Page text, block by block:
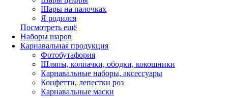
Шары на палочках
Я родился
Посмотреть ещё
Наборы шаров
Карнавальная продукция
Фотобутафория
Шляпы, колпачки, ободки, кокошники
Карнавальные наборы, аксессуары
Конфетти, лепестки роз
Карнавальные маски